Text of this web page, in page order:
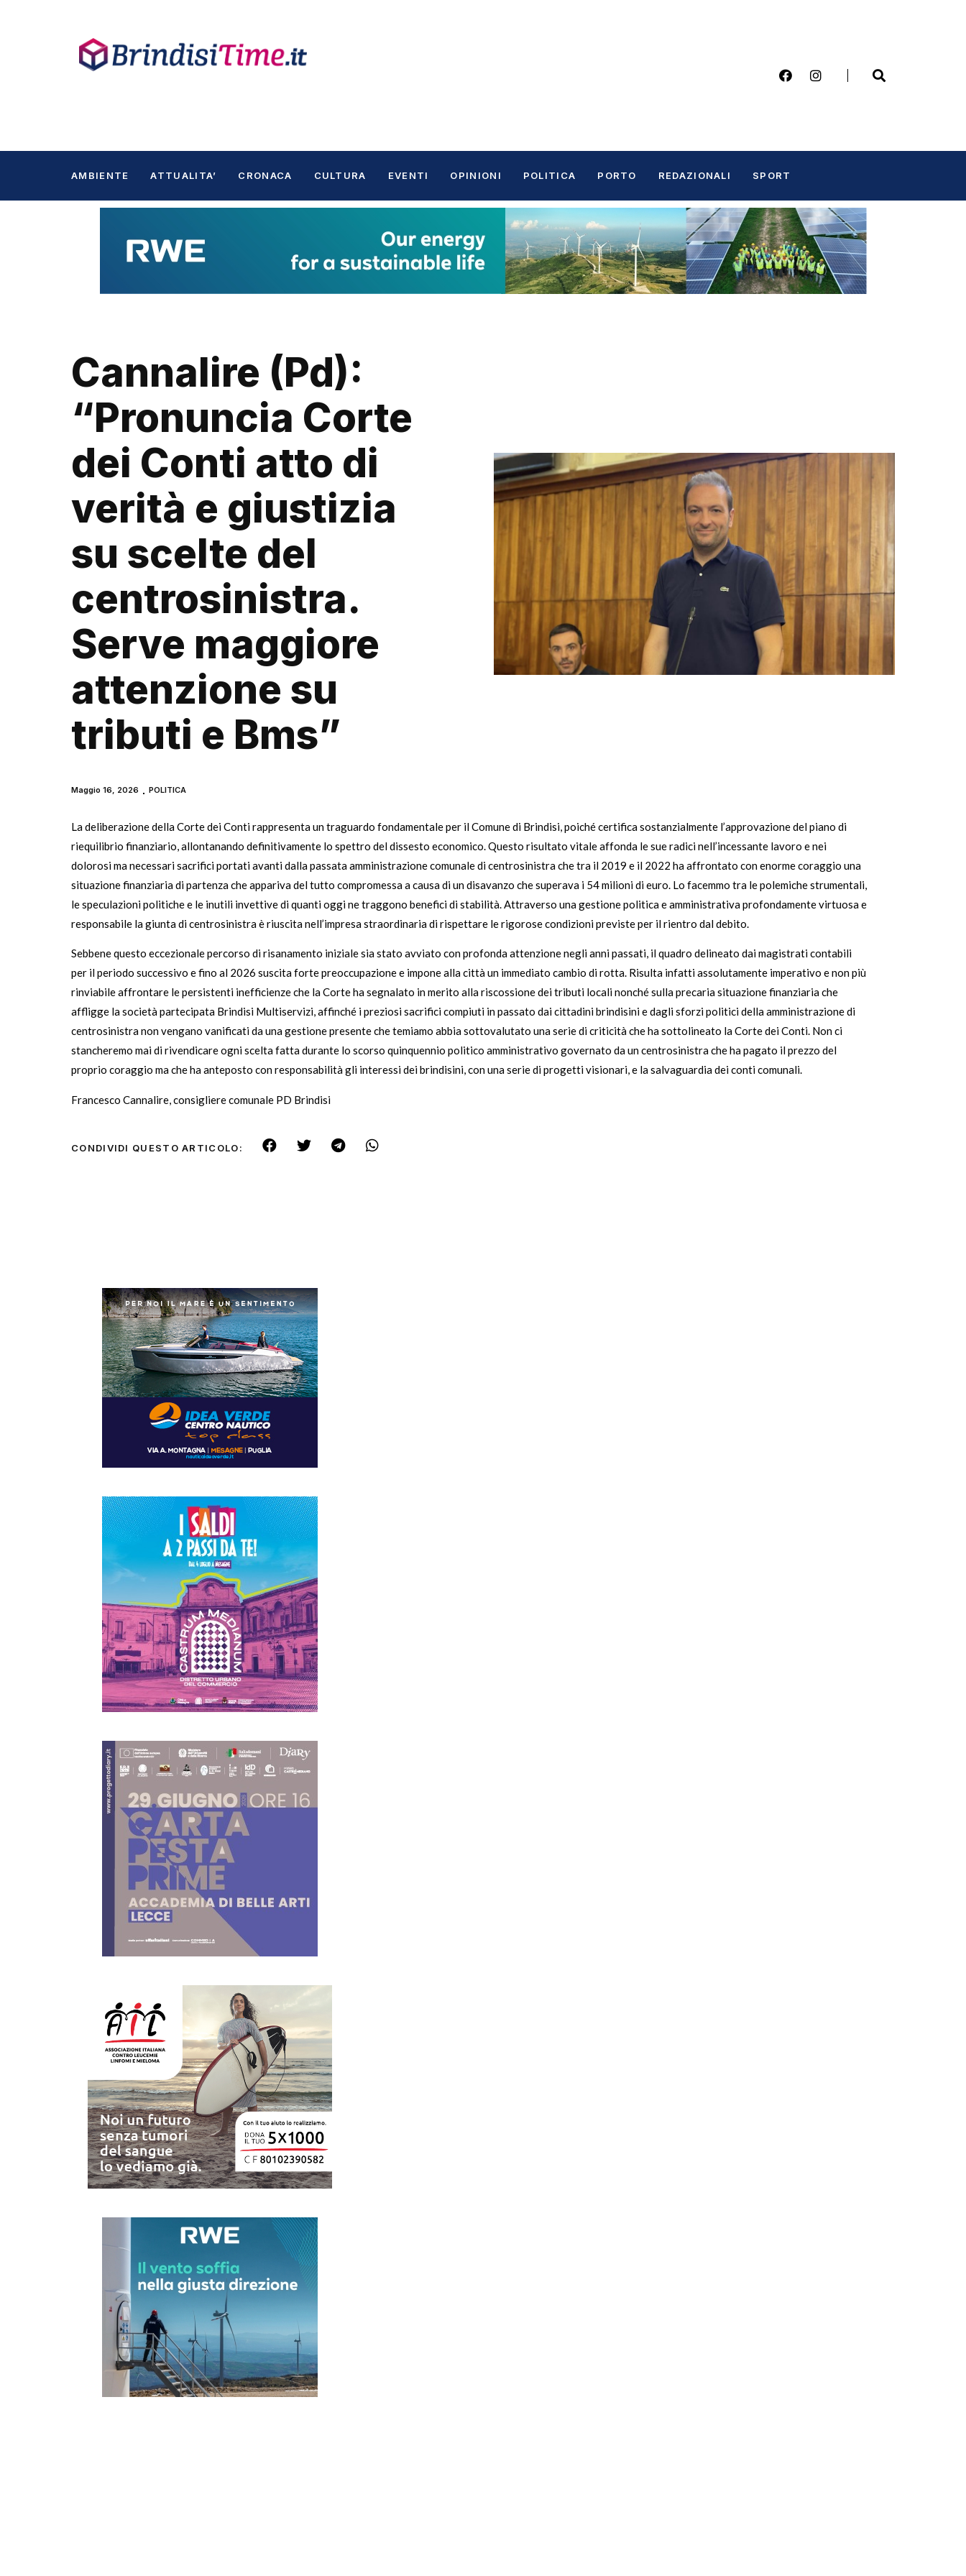
AMBIENTE ATTUALITA’ CRONACA CULTURA EVENTI OPINIONI POLITICA PORTO REDAZIONALI SPORT
Cannalire (Pd):
“Pronuncia Corte
dei Conti atto di
verità e giustizia
su scelte del
centrosinistra.
Serve maggiore
attenzione su
tributi e Bms”
Maggio 16, 2026 POLITICA
La deliberazione della Corte dei Conti rappresenta un traguardo fondamentale per il Comune di Brindisi, poiché certifica sostanzialmente l’approvazione del piano di
riequilibrio finanziario, allontanando definitivamente lo spettro del dissesto economico. Questo risultato vitale affonda le sue radici nell’incessante lavoro e nei
dolorosi ma necessari sacrifici portati avanti dalla passata amministrazione comunale di centrosinistra che tra il 2019 e il 2022 ha affrontato con enorme coraggio una
situazione finanziaria di partenza che appariva del tutto compromessa a causa di un disavanzo che superava i 54 milioni di euro. Lo facemmo tra le polemiche strumentali,
le speculazioni politiche e le inutili invettive di quanti oggi ne traggono benefici di stabilità. Attraverso una gestione politica e amministrativa profondamente virtuosa e
responsabile la giunta di centrosinistra è riuscita nell’impresa straordinaria di rispettare le rigorose condizioni previste per il rientro dal debito.
Sebbene questo eccezionale percorso di risanamento iniziale sia stato avviato con profonda attenzione negli anni passati, il quadro delineato dai magistrati contabili
per il periodo successivo e fino al 2026 suscita forte preoccupazione e impone alla città un immediato cambio di rotta. Risulta infatti assolutamente imperativo e non più
rinviabile affrontare le persistenti inefficienze che la Corte ha segnalato in merito alla riscossione dei tributi locali nonché sulla precaria situazione finanziaria che
affligge la società partecipata Brindisi Multiservizi, affinché i preziosi sacrifici compiuti in passato dai cittadini brindisini e dagli sforzi politici della amministrazione di
centrosinistra non vengano vanificati da una gestione presente che temiamo abbia sottovalutato una serie di criticità che ha sottolineato la Corte dei Conti. Non ci
stancheremo mai di rivendicare ogni scelta fatta durante lo scorso quinquennio politico amministrativo governato da un centrosinistra che ha pagato il prezzo del
proprio coraggio ma che ha anteposto con responsabilità gli interessi dei brindisini, con una serie di progetti visionari, e la salvaguardia dei conti comunali.
Francesco Cannalire, consigliere comunale PD Brindisi
CONDIVIDI QUESTO ARTICOLO: